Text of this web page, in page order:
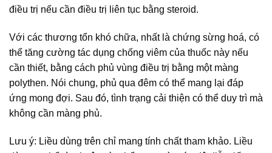
điều trị nếu cần điều trị liên tục bằng steroid.
Với các thương tổn khó chữa, nhất là chứng sừng hoá, có
thể tăng cường tác dụng chống viêm của thuốc này nếu
cần thiết, bằng cách phủ vùng điều trị bằng một màng
polythen. Nói chung, phủ qua đêm có thể mang lại đáp
ứng mong đợi. Sau đó, tình trạng cải thiện có thể duy trì mà
không cần màng phủ.
Lưu ý: Liều dùng trên chỉ mang tính chất tham khảo. Liều